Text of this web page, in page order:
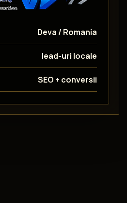
Deva / Romania
lead-uri locale
SEO + conversii